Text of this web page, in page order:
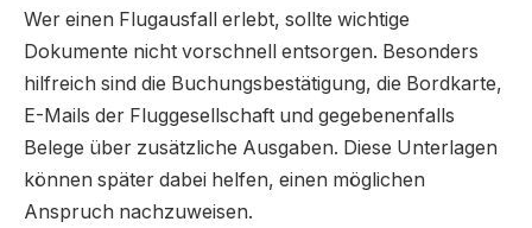
Wer einen Flugausfall erlebt, sollte wichtige
Dokumente nicht vorschnell entsorgen. Besonders
hilfreich sind die Buchungsbestätigung, die Bordkarte,
E-Mails der Fluggesellschaft und gegebenenfalls
Belege über zusätzliche Ausgaben. Diese Unterlagen
können später dabei helfen, einen möglichen
Anspruch nachzuweisen.